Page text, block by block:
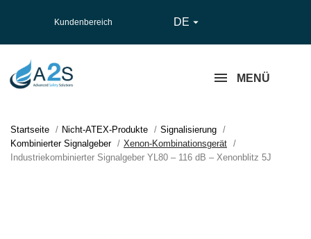
Kundenbereich DE 
MENÜ
Startseite Nicht-ATEX-Produkte
Signalisierung
Kombinierter Signalgeber
Xenon-Kombinationsgerät
Industriekombinierter Signalgeber YL80 – 116 dB – Xenonblitz 5J